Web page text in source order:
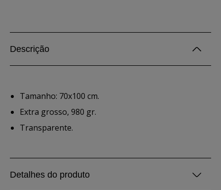
Descrição
Tamanho: 70x100 cm.
Extra grosso, 980 gr.
Transparente.
Detalhes do produto